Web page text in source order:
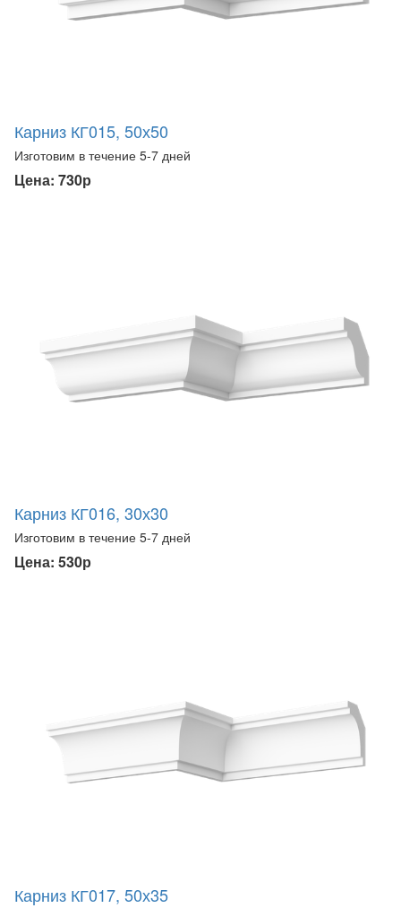
Карниз КГ015, 50х50
Изготовим в течение 5-7 дней
Цена: 730р
Карниз КГ016, 30х30
Изготовим в течение 5-7 дней
Цена: 530р
Карниз КГ017, 50х35